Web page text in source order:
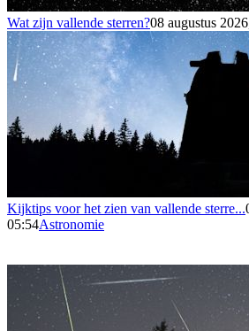
Wat zijn vallende sterren?08 augustus
Kijktips voor het zien van vallende sterre...
05:54Astronomie